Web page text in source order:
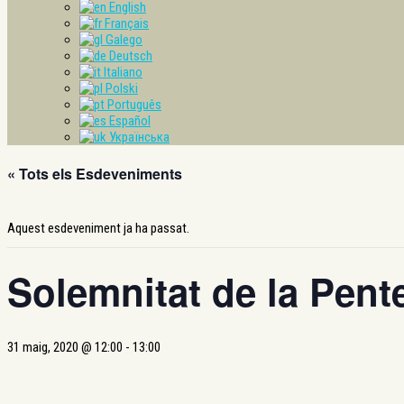
English
Français
Galego
Deutsch
Italiano
Polski
Português
Español
Українська
« Tots els Esdeveniments
Aquest esdeveniment ja ha passat.
Solemnitat de la
31 maig, 2020 @ 12:00 - 13:00